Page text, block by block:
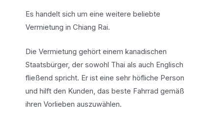
Es handelt sich um eine weitere beliebte
Vermietung in Chiang Rai.
Die Vermietung gehört einem kanadischen
Staatsbürger, der sowohl Thai als auch Englisch
fließend spricht. Er ist eine sehr höfliche Person
und hilft den Kunden, das beste Fahrrad gemäß
ihren Vorlieben auszuwählen.